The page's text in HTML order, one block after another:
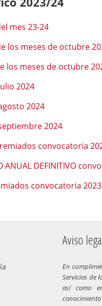
mes 23-24
los meses de octubre
los meses de octubre
2024
2024
2024
convocatoria
DEFINITIVO
convocatoria
Aviso
En
Servicios de
así como